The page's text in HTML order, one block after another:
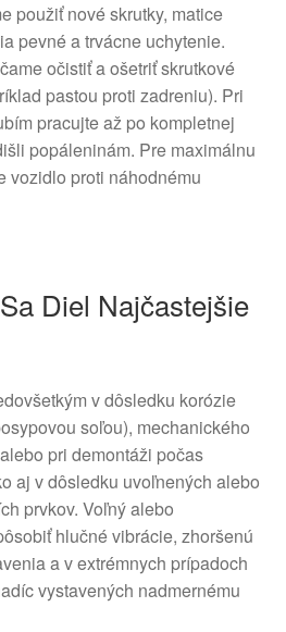
použiť nové skrutky, matice
pevné a trvácne uchytenie.
očistiť a ošetriť skrutkové
pastou proti zadreniu). Pri
pracujte až po kompletnej
popáleninám. Pre maximálnu
vozidlo proti náhodnému
Diel Najčastejšie
v dôsledku korózie
soľou), mechanického
pri demontáži počas
aj v dôsledku uvoľnených alebo
prvkov. Voľný alebo
hlučné vibrácie, zhoršenú
a v extrémnych prípadoch
vystavených nadmernému